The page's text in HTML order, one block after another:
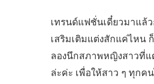
เทรนด์แฟชั่นเดี๋ยวมาแล้
เสริมเติมแต่งสักแค่ไหน
ลองนึกสภาพหญิงสาวที่แ
ล่ะค่ะ เพื่อให้สาว ๆ ทุก